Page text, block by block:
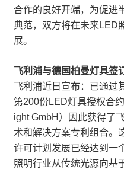
合作的良好开端，为促进
典范，双方将在未来LED
展。
飞利浦与德国柏曼灯具签
飞利浦近日宣布：已通过
第200份LED灯具授权合
ight GmbH）因此获得了
术和解决方案专利组合。
许可计划发展已经达到一
照明行业从传统光源向基